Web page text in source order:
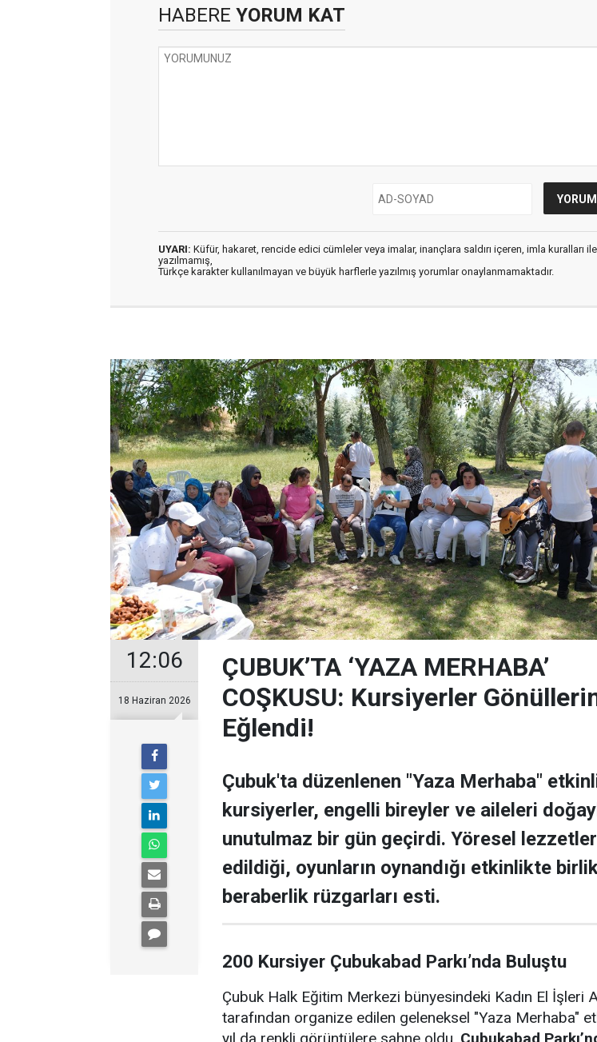
HABERE YORUM KAT
UYARI: Küfür, hakaret, rencide edici cümleler veya imalar, inançlara saldırı içeren, imla kuralları ile
yazılmamış,
Türkçe karakter kullanılmayan ve büyük harflerle yazılmış yorumlar onaylanmamaktadır.
12:06
18 Haziran 2026
ÇUBUK’TA ‘YAZA MERHABA’
COŞKUSU: Kursiyerler
Eğlendi!
Çubuk'ta düzenlenen "Yaza Merhaba"
kursiyerler, engelli bireyler ve aileleri
unutulmaz bir gün geçirdi. Yöresel
edildiği, oyunların oynandığı etkinlikte
beraberlik rüzgarları esti.
200 Kursiyer Çubukabad Parkı’nda Buluştu
Çubuk Halk Eğitim Merkezi bünyesindeki Kadın El İşleri
tarafından organize edilen geleneksel "Yaza Merhaba"